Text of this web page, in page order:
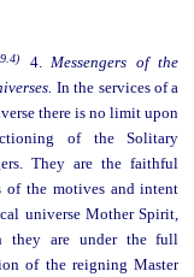
4.Messengers of the
In the services of a
there is no limit upon
of the Solitary
They are the faithful
of the motives and intent
universe Mother Spirit,
they are under the full
of the reigning Master